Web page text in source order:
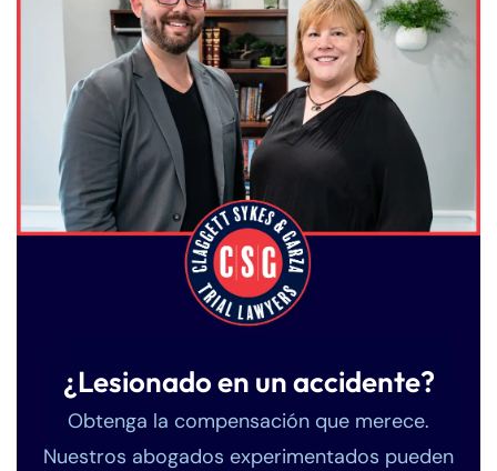
¿Lesionado en un accidente?
Obtenga la compensación que merece.
Nuestros abogados experimentados pueden